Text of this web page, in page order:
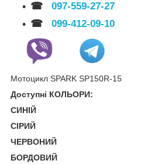
☎ 097-559-27-27
☎
099-412-09-10
Мотоцикл SPARK SP150R-15
Доступні КОЛЬОРИ:
СИНІЙ
СІРИЙ
ЧЕРВОНИЙ
БОРДОВИЙ